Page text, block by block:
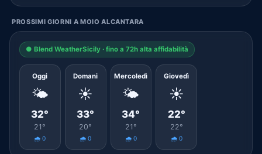
PROSSIMI GIORNI A MOIO ALCANTARA
● Blend WeatherSicily · fino a 72h alta affidabilità
Oggi
🌤️
32°
21°
🌧️ 0
Domani
☀️
33°
20°
🌧️ 0
Mercoledì
🌤️
34°
21°
🌧️ 0
Giovedì
☀️
22°
22°
🌧️ 0